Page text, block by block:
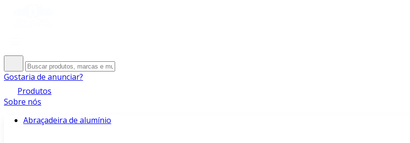
Gostaria de anunciar?
Produtos
Sobre nós
Abraçadeira de alumínio